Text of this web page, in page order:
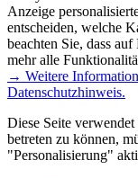
Anzeige
entscheiden, welche
beachten Sie, dass
mehr alle
→ Weitere
Datenschutzhinweis.
Diese Seite
betreten zu können,
"Personalisierung"